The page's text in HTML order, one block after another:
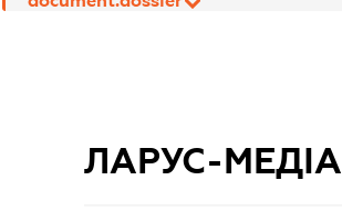
ЛАРУС-МЕДІА